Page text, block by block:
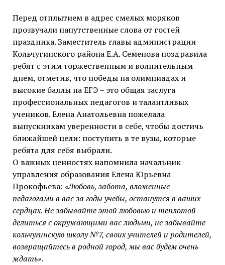
Перед отплытием в адрес смелых моряков
прозвучали напутственные слова от гостей
праздника. Заместитель главы администрации
Кольчугинского района Е.А. Семенова поздравила
ребят с этим торжественным и волнительным
днем, отметив, что победы на олимпиадах и
высокие баллы на ЕГЭ – это общая заслуга
профессиональных педагогов и талантливых
учеников. Елена Анатольевна пожелала
выпускникам уверенности в себе, чтобы достичь
ближайшей цели: поступить в те вузы, которые
ребята для себя выбрали.
О важных ценностях напомнила начальник
управления образования Елена Юрьевна
Прокофьева: «Любовь, забота, вложенные
педагогами в вас за годы учебы, останутся в ваших
сердцах. Не забывайте этой любовью и теплотой
делиться с окружающими вас людьми, не забывайте
кольчугинскую школу №7, своих учителей и родителей,
возвращайтесь в родной город, мы вас будем очень
ждать».